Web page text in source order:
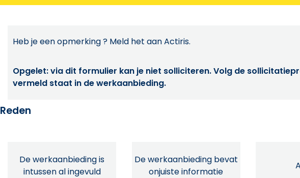
Heb je een opmerking ? Meld het aan Actiris.
Opgelet: via dit formulier kan je niet solliciteren. Volg de
vermeld staat in de werkaanbieding.
Reden
De werkaanbieding is
intussen al ingevuld
De werkaanbieding bevat
onjuiste informatie